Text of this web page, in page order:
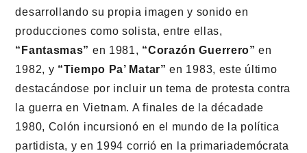
desarrollando su propia imagen y sonido en
producciones como solista, entre ellas,
“Fantasmas” en 1981, “Corazón Guerrero” en
1982, y “Tiempo Pa’ Matar”en 1983, este último
destacándose por incluir un tema de protesta contra
la guerra en Vietnam. A finales de la décadade
1980, Colón incursionó en el mundo de la política
partidista, y en 1994 corrió en la primariademócrata